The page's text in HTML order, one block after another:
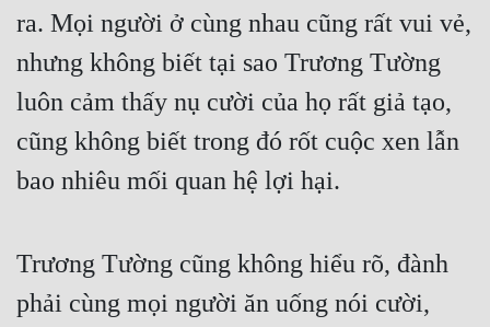
Dị Giới
Dị Năng
Gia Đấu
Góc Nhìn Nữ
Huyền Huyễn
ra. Mọi người ở cùng nhau cũng rất vui vẻ,
nhưng không biết tại sao Trương Tường
luôn cảm thấy nụ cười của họ rất giả tạo,
cũng không biết trong đó rốt cuộc xen lẫn
bao nhiêu mối quan hệ lợi hại.
Trương Tường cũng không hiểu rõ, đành
phải cùng mọi người ăn uống nói cười,